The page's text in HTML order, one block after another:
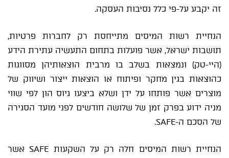
זה יקבע על-פי כלל נסיבות העסקה.
הנחיית רשות המיסים מתייחסת רק לחברות פרטיות,
תושבות ישראל, אשר פועלות בתחום התעשיה עתירת הידע
(היי-טק) ונמצאות בשלב בו מרבית הוצאותיהן מסווגות
כהוצאות בגין מחקר ופיתוח או הוצאות ייצור ושיווק של
מוצרים אשר פותחו על ידן ושלא ביצעו גיוס הון לפי שווי
מניה ידוע בפרק זמן של שלושה חודשים לפני מועד הסגירה
של הסכם ה-SAFE.
הנחיית רשות המיסים חלה רק על השקעות SAFE אשר